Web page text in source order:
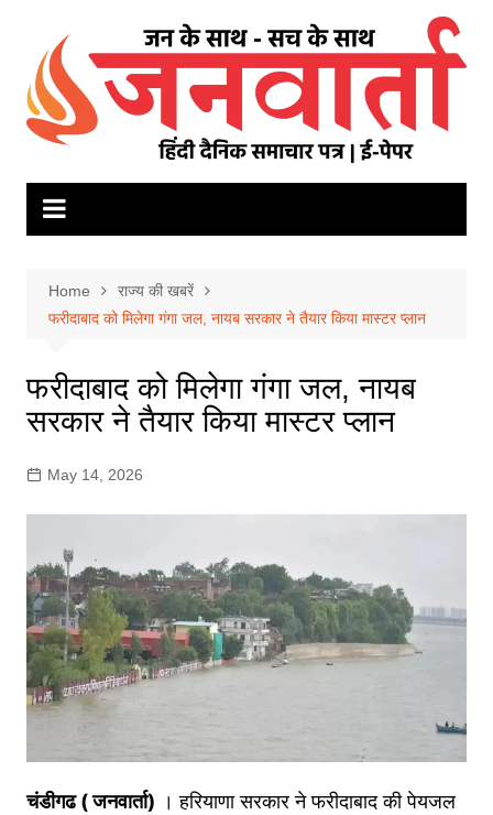
content
Home
राज्य की खबरें
फरीदाबाद को मिलेगा गंगा जल, नायब सरकार ने तैयार किया मास्टर प्लान
फरीदाबाद को मिलेगा गंगा जल, नायब
सरकार ने तैयार किया मास्टर प्लान
May 14, 2026
चंडीगढ ( जनवार्ता) । हरियाणा सरकार ने फरीदाबाद की पेयजल